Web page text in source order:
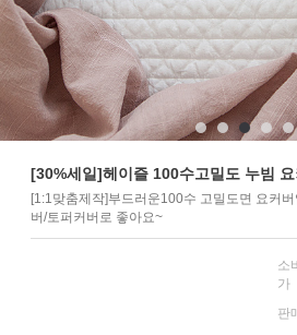
[30%세일]헤이즐 100수고밀도 누빔
[1:1맞춤제작]부드러운100수 고밀도면 요커
버/토퍼커버로 좋아요~
소
가
판